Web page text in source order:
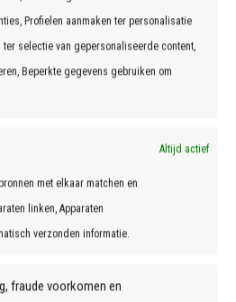
Profielen aanmaken ter personalisatie
ter selectie van gepersonaliseerde content,
Beperkte gegevens gebruiken om
Altijd actief
met elkaar matchen en
linken, Apparaten
verzonden informatie.
fraude voorkomen en